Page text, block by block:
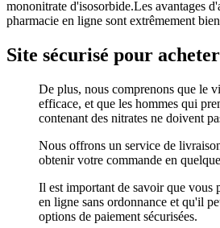
mononitrate d'isosorbide.Les avantages
pharmacie en ligne sont extrêmement
Site sécurisé pour
De plus, nous comprenons que le
efficace, et que les hommes qui
contenant des nitrates ne doivent
Nous offrons un service de
obtenir votre commande en
Il est important de savoir que vous
en ligne sans ordonnance et qu'il
options de paiement sécurisées.